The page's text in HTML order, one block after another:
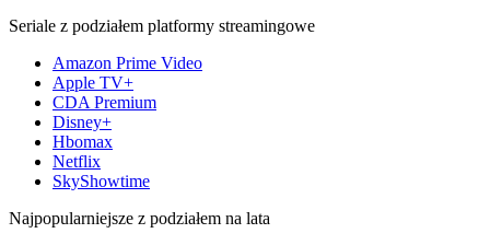
Seriale z podziałem platformy streamingowe
Amazon Prime Video
Apple TV+
CDA Premium
Disney+
Hbomax
Netflix
SkyShowtime
Najpopularniejsze z podziałem na lata